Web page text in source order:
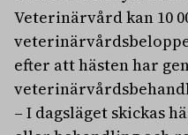
Veterinärvård kan 10
efter att hästen har
– I dagsläget skickas